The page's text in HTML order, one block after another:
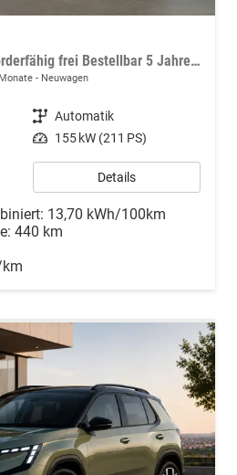
Essence 55kWh 155 Förderfähig frei Bestellbar 5 Jahre Garantie
Neuwagen
Getriebe Automatik
Leistung 155 kW (211 PS)
Details
13,70 kWh/100km
440 km